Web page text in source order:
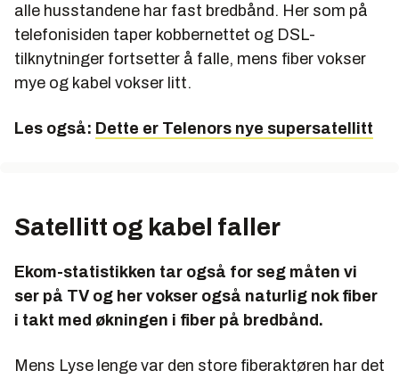
alle husstandene har fast bredbånd. Her som på
telefonisiden taper kobbernettet og DSL-
tilknytninger fortsetter å falle, mens fiber vokser
mye og kabel vokser litt.
Les også: Dette er Telenors nye supersatellitt
Satellitt og kabel faller
Ekom-statistikken tar også for seg måten vi
ser på TV og her vokser også naturlig nok fiber
i takt med økningen i fiber på bredbånd.
Mens Lyse lenge var den store fiberaktøren har det